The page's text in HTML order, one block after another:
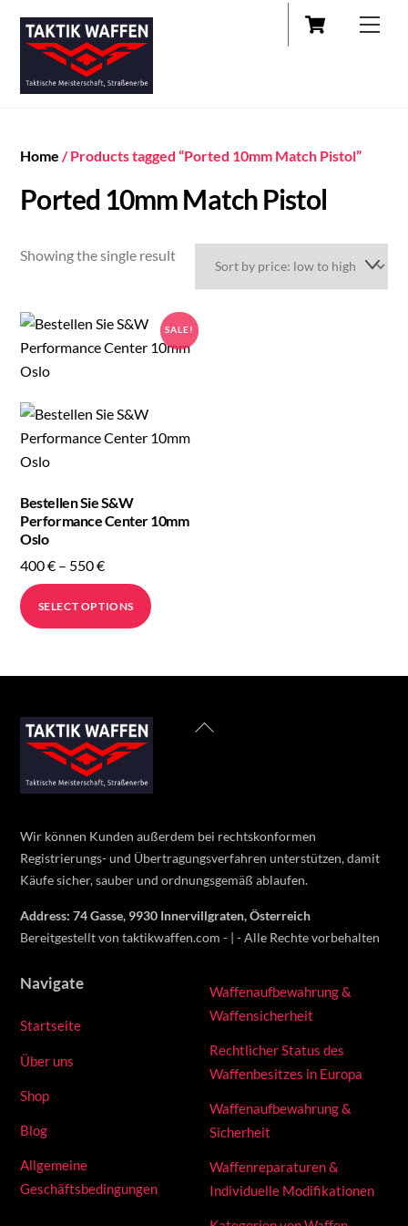
content
Cart
Home / Products tagged “Ported 10mm Match Pistol”
Ported 10mm Match Pistol
Showing the single result
SALE!
Bestellen Sie S&W
Performance Center 10mm
Oslo
400€ – 550€Price
range:
400 €
SELECT OPTIONS
product
The
options
on
the
product
Back
Wir können Kunden außerdem bei rechtskonformen
Registrierungs- und Übertragungsverfahren unterstützen, damit
Käufe sicher, sauber und ordnungsgemäß ablaufen.
Address: 74 Gasse, 9930 Innervillgraten, Österreich
Bereitgestellt von taktikwaffen.com - | - Alle Rechte vorbehalten
Navigate
Startseite
Über uns
Shop
Blog
Allgemeine
Geschäftsbedingungen
Waffenaufbewahrung &
Waffensicherheit
Rechtlicher Status des
Waffenbesitzes in Europa
Waffenaufbewahrung &
Sicherheit
Waffenreparaturen &
Individuelle Modifikationen